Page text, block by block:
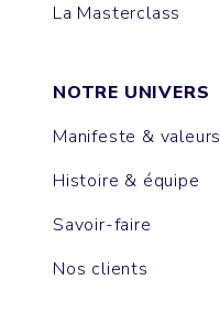
La Masterclass
NOTRE UNIVERS
Manifeste & valeurs
Histoire & équipe
Savoir-faire
Nos clients